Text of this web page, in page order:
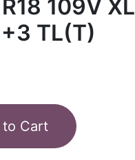
109V XL
TL(T)
to Cart